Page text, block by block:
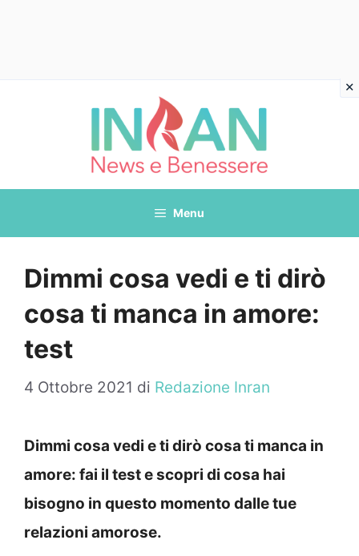
Menu
Dimmi cosa vedi e ti dirò
cosa ti manca in amore:
test
4 Ottobre 2021 di Redazione Inran
Dimmi cosa vedi e ti dirò cosa ti manca in
amore: fai il test e scopri di cosa hai
bisogno in questo momento dalle tue
relazioni amorose.